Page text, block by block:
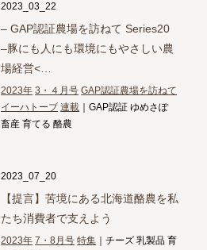
2023_03_22
– GAP認証農場を訪ねて Series20
–豚にも人にも環境にもやさしい農
場経営<…
2023年 3・４月号 GAP認証農場を訪ねて
イーハトーブ 連載 ｜GAP認証 ゆめさぽ
畜産 育てる 酪農
2023_07_20
【提言】苦境にある北海道酪農を私
たち消費者で支えよう
2023年 7・8月号 特集 ｜チーズ 乳製品 育